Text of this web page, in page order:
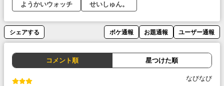
ようかいウォッチ
せいしゅん。
シェアする ボケ通報 お題通報 ユーザー通報
コメント順 星つけた順
なびなび